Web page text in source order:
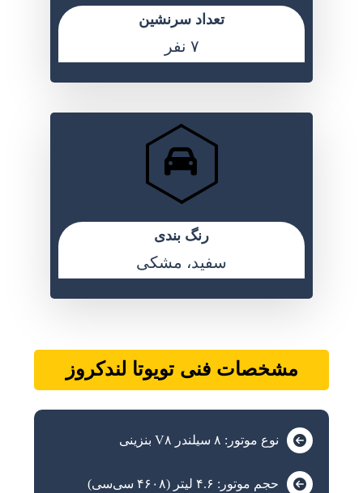
تعداد سرنشین
۷ نفر
رنگ بندی
سفید، مشکی
مشخصات فنی تویوتا لندکروز
نوع موتور: ۸ سیلندر V۸ بنزینی
حجم موتور: ۴.۶ لیتر (۴۶۰۸ سی‌سی)